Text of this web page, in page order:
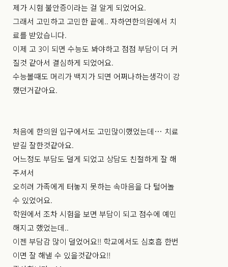
제가 시험 불안증이라는 걸 알게 되었어요.
그래서 고민하고 고민한 끝에.. 자하연한의원에서 치
료를 받았습니다.
이제 고 3이 되면 수능도 봐야하고 점점 부담이 더 커
질것 같아서 결심하게 되었어요.
수능볼때도 머리가 백지가 되면 어쩌나하는생각이 강
했던거같아요.
처음에 한의원 입구에서도 고민많이했었는데… 치료
받길 잘한것같아요.
어느정도 부담도 덜게 되었고 상담도 친절하게 잘 해
주셔서
오히려 가족에게 터놓지 못하는 속마음을 다 털어놀
수 있었어요.
학원에서 조차 시험을 보면 부담이 되고 점수에 예민
해지고 했었는데..
이젠 부담감 많이 덜었어요!! 학교에서도 심호흡 한번
이면 잘 해낼 수 있을것같아요!!